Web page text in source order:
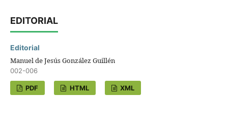
EDITORIAL
Editorial
Manuel de Jesús González Guillén
002-006
PDF HTML XML